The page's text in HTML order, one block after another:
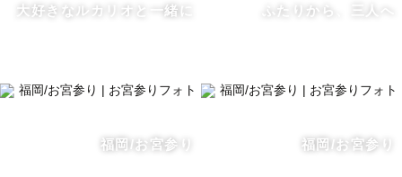
大好きなルカリオと一緒に ふたりから、三人へ
福岡/お宮参り 福岡/お宮参り